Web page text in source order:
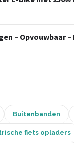
– Opvouwbaar –
Buitenbanden
fiets opladers